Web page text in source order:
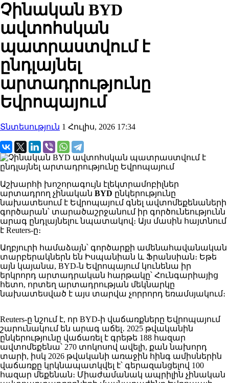
Չինական BYD
ավտոհսկան
պատրաստվում է
ընդլայնել
արտադրությունը
Եվրոպայում
Տնտեսություն 1 Հուլիս, 2026 17:34
Աշխարհի խոշորագույն էլեկտրամոբիլներ
արտադրող չինական BYD ընկերությունը
նախատեսում է Եվրոպայում գնել ավտոմեքենաների
գործարան՝ տարածաշրջանում իր գործունեությունն
արագ ընդլայնելու նպատակով։ Այս մասին հայտնում
է Reuters-ը։
Աղբյուրի համաձայն՝ գործարքի ամենահավանական
տարբերակներն են Իսպանիան և Ֆրանսիան։ Եթե
այն կայանա, BYD-ն Եվրոպայում կունենա իր
երկրորդ արտադրական հարթակը՝ Հունգարիայից
հետո, որտեղ արտադրության մեկնարկը
նախատեսված է այս տարվա չորրորդ եռամսյակում։
Reuters-ը նշում է, որ BYD-ի վաճառքները Եվրոպայում
շարունակում են արագ աճել․ 2025 թվականին
ընկերությունը վաճառել է գրեթե 188 հազար
ավտոմեքենա՝ 270 տոկոսով ավելի, քան նախորդ
տարի, իսկ 2026 թվականի առաջին հինգ ամիսներին
վաճառքը կրկնապատկվել է՝ գերազանցելով 100
հազար մեքենան։ Միաժամանակ ապրիլին չինական